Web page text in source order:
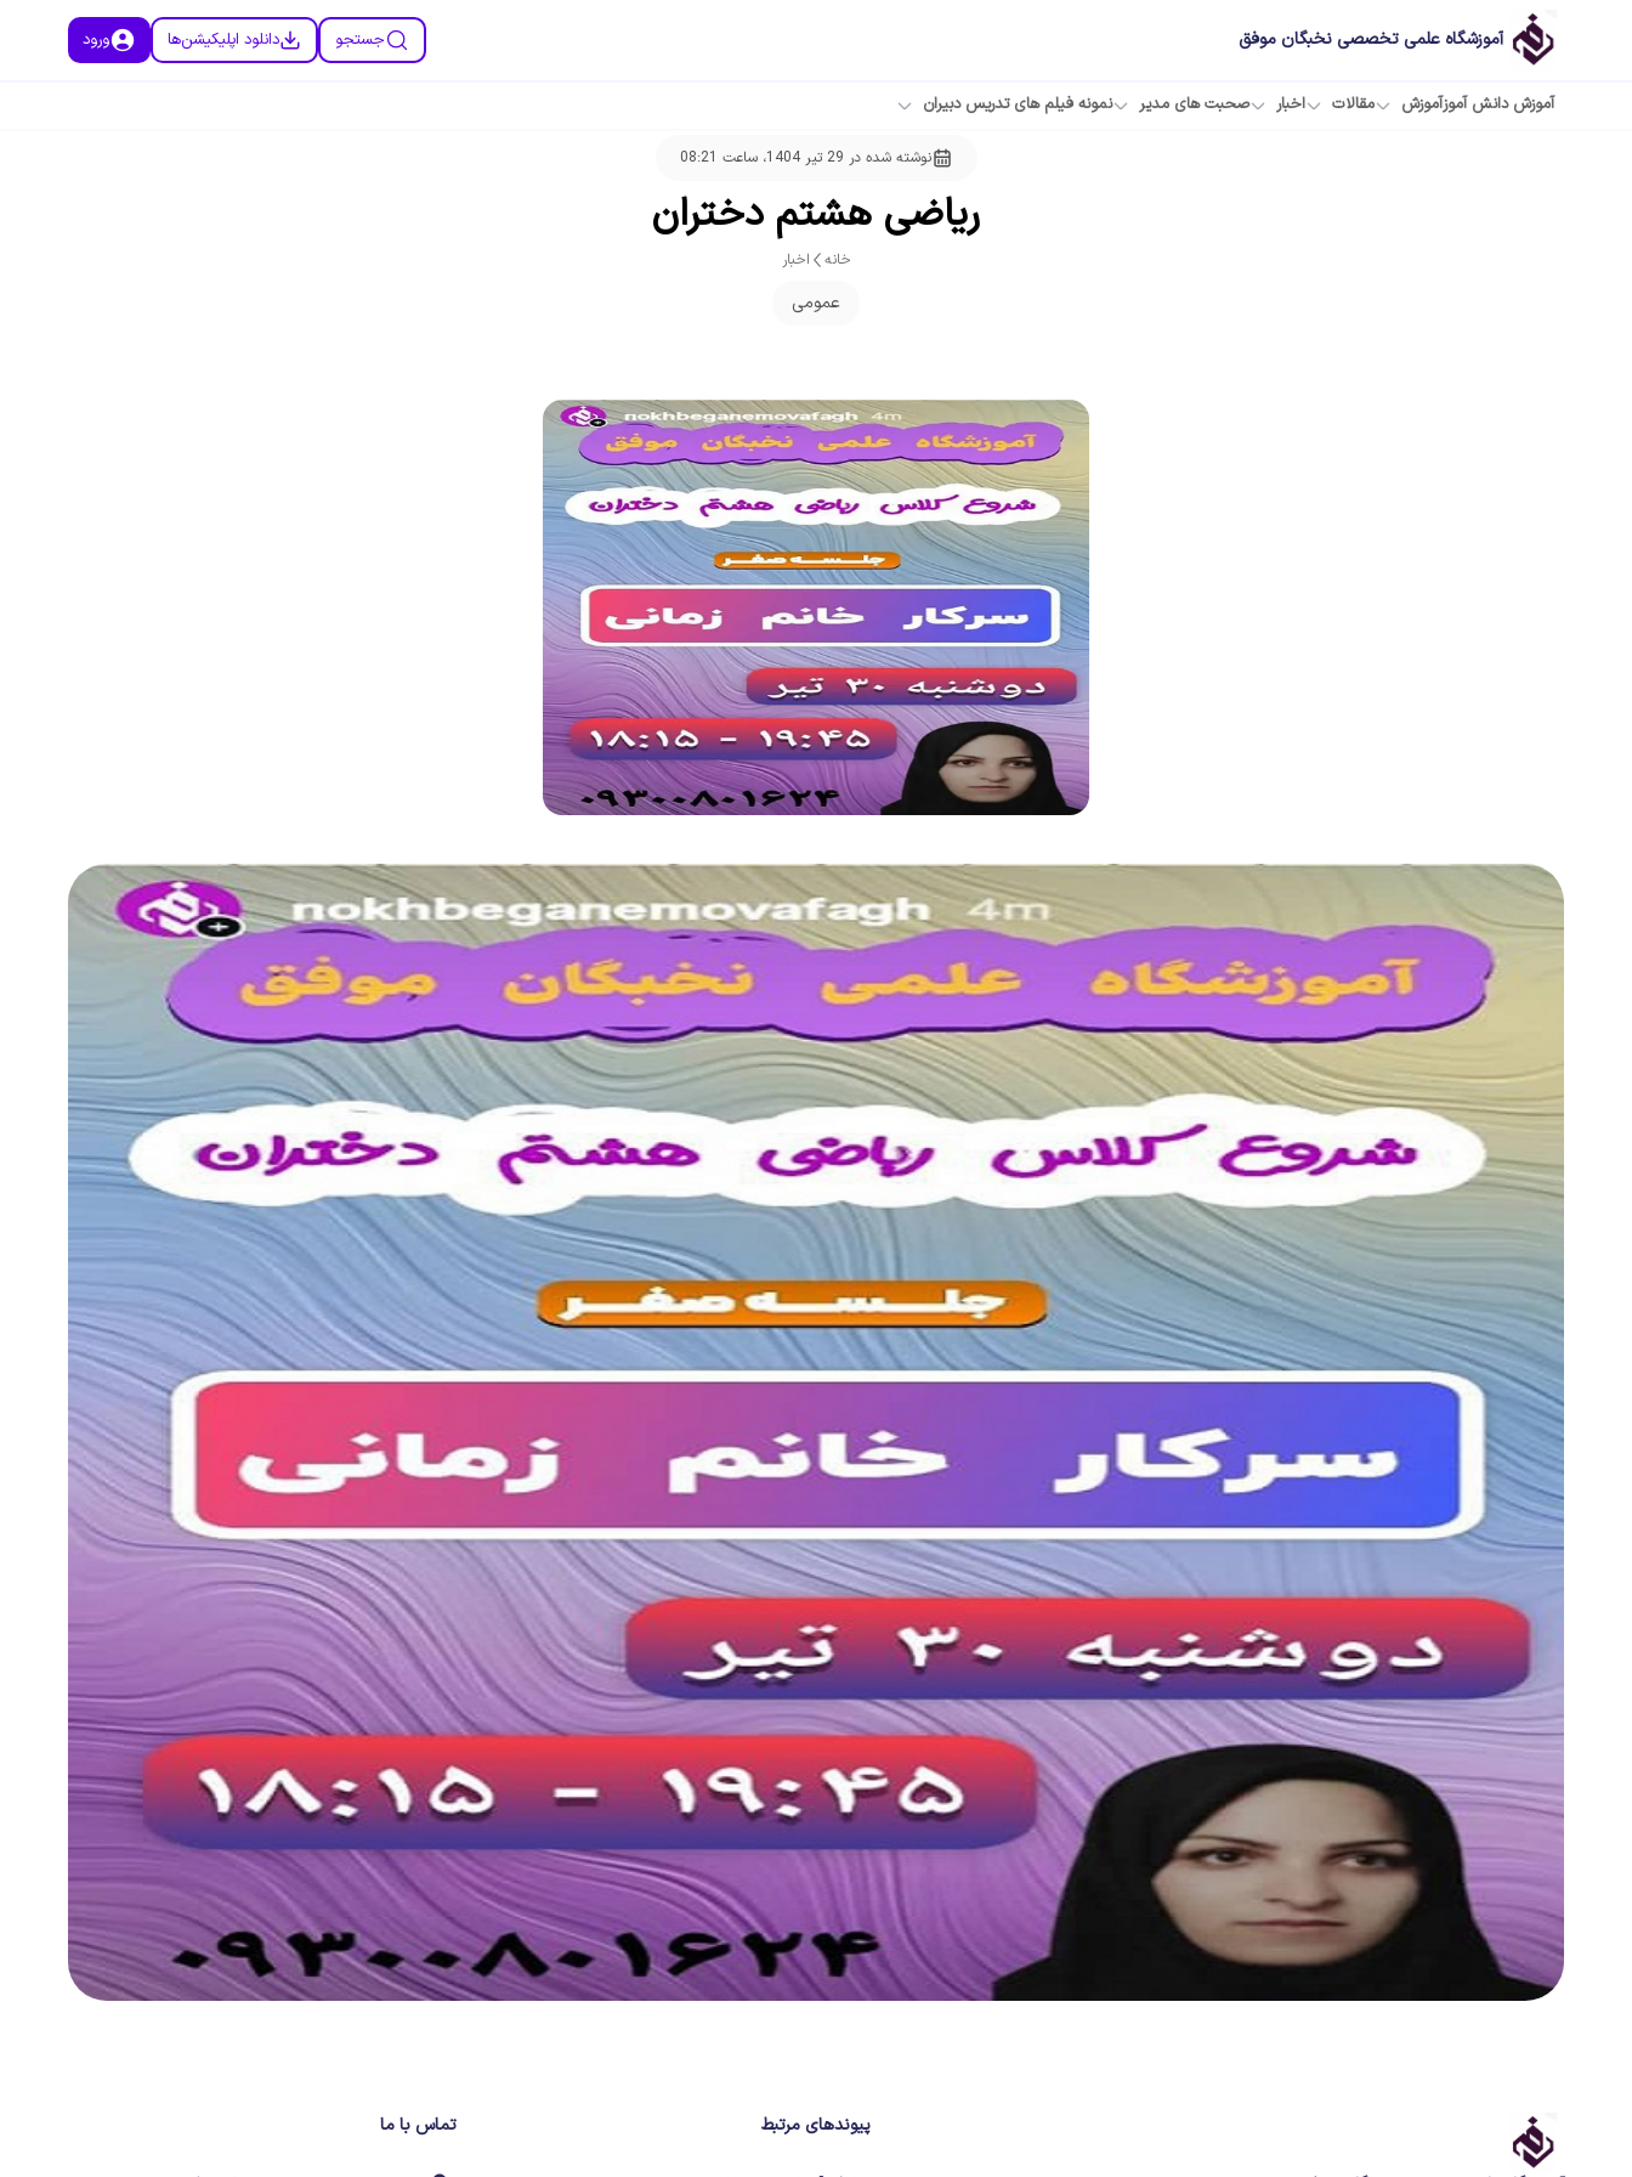
آموزشگاه علمی تخصصی نخبگان موفق جستجو دانلود اپلیکیشن‌ها ورود
آموزش دانش آموزآموزش مقالات اخبار صحبت های مدیر نمونه فیلم های تدریس دبیران
نوشته شده در 29 تیر 1404، ساعت 08:21
ریاضی هشتم دختران
خانه اخبار
عمومی
پیوندهای مرتبط تماس با ما